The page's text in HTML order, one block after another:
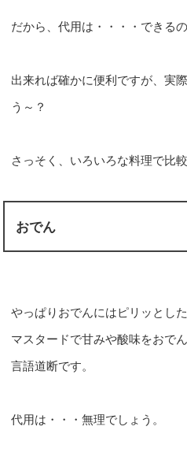
だから、代用は・・・・できる
出来れば確かに便利ですが、実
う～？
さっそく、いろいろな料理で比
おでん
やっぱりおでんにはピリッとし
マスタードで甘みや酸味をおで
言語道断です。
代用は・・・無理でしょう。